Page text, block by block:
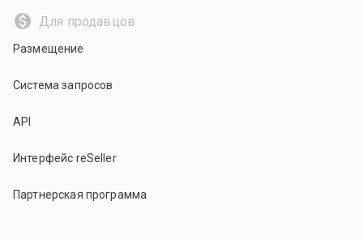
Для продавцов
Размещение
Система запросов
API
Интерфейс reSeller
Партнерская программа